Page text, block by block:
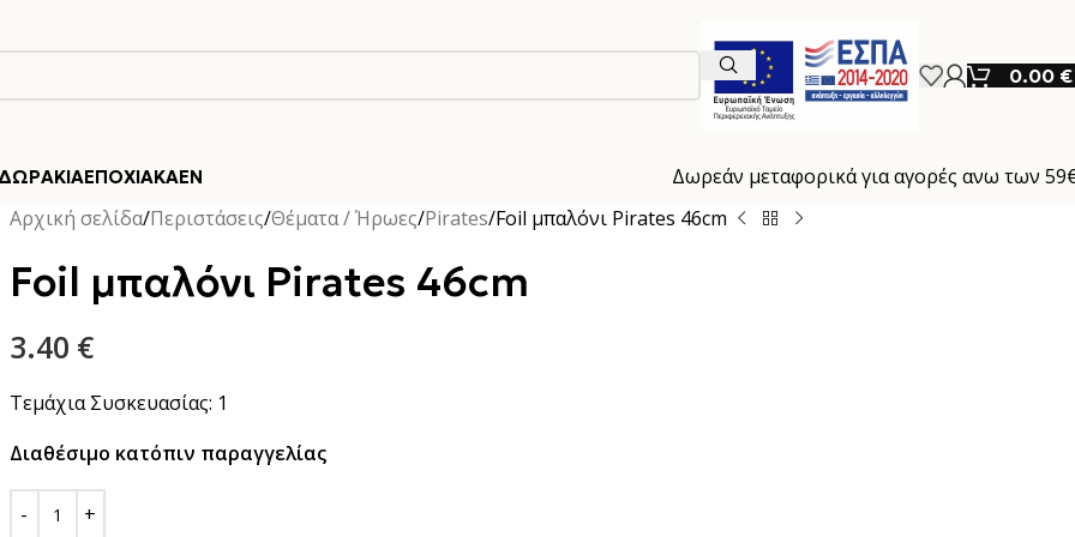
0.00 €
ΔΩΡΆΚΙΑΕΠΟΧΙΑΚΆEN
Δωρεάν μεταφορικά για αγορές ανω των
Αρχική σελίδα Περιστάσεις Θέματα / Ήρωες Pirates Foil μπαλόνι Pirates 46cm
Foil μπαλόνι Pirates 46cm
3.40 €
Τεμάχια Συσκευασίας: 1
Διαθέσιμο κατόπιν παραγγελίας